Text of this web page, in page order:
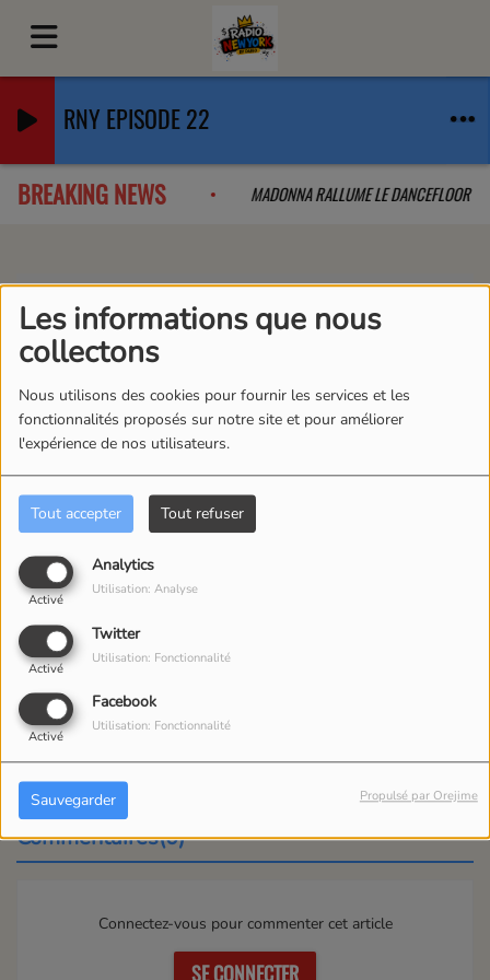
Les informations que nous
collectons
Nous utilisons des cookies pour fournir les services et les
fonctionnalités proposés sur notre site et pour améliorer
l'expérience de nos utilisateurs.
Tout accepter Tout refuser
Analytics
Activé
Utilisation: Analyse
Twitter
Activé
Utilisation: Fonctionnalité
Facebook
Activé
Utilisation: Fonctionnalité
Sauvegarder Propulsé par Orejime
RNY EPISODE 22
BREAKING NEWS
QUE L'ON A PAS VU VENIR MADONNA RALLUME LE DANCEFLOOR
Vidéos DARIO PROJET 9.0
DARIO PROJET 9.0
07 JUIN 2026
DARIO PROJET 9.0
Commentaires(0)
Connectez-vous pour commenter cet article
SE CONNECTER